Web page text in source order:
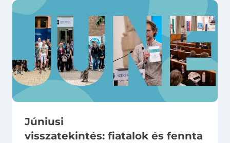
Júniusi
visszatekintés: fiatalok és fennta